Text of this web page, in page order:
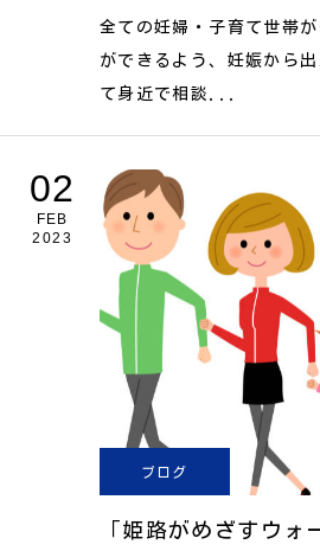
全ての妊婦・子育て世帯
ができるよう、妊娠から
て身近で相談...
02
FEB
2023
ブログ
「姫路がめざすウォ